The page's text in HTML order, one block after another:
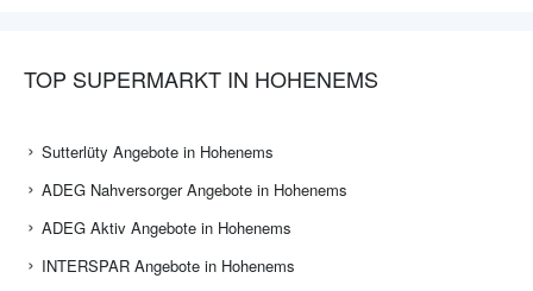
TOP SUPERMARKT IN HOHENEMS
Sutterlüty Angebote in Hohenems
ADEG Nahversorger Angebote in Hohenems
ADEG Aktiv Angebote in Hohenems
INTERSPAR Angebote in Hohenems